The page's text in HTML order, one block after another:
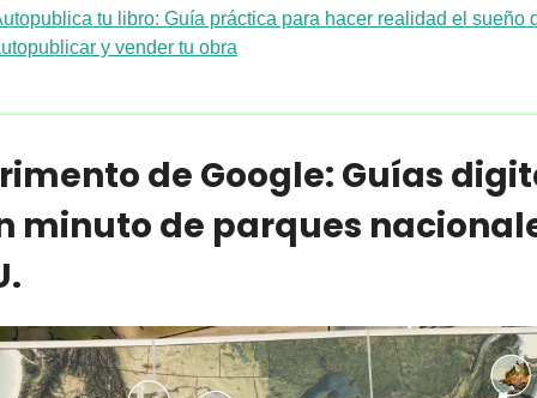
tu libro: Guía práctica para hacer realidad el sueño
y vender tu obra
de Google: Guías
minuto de parques